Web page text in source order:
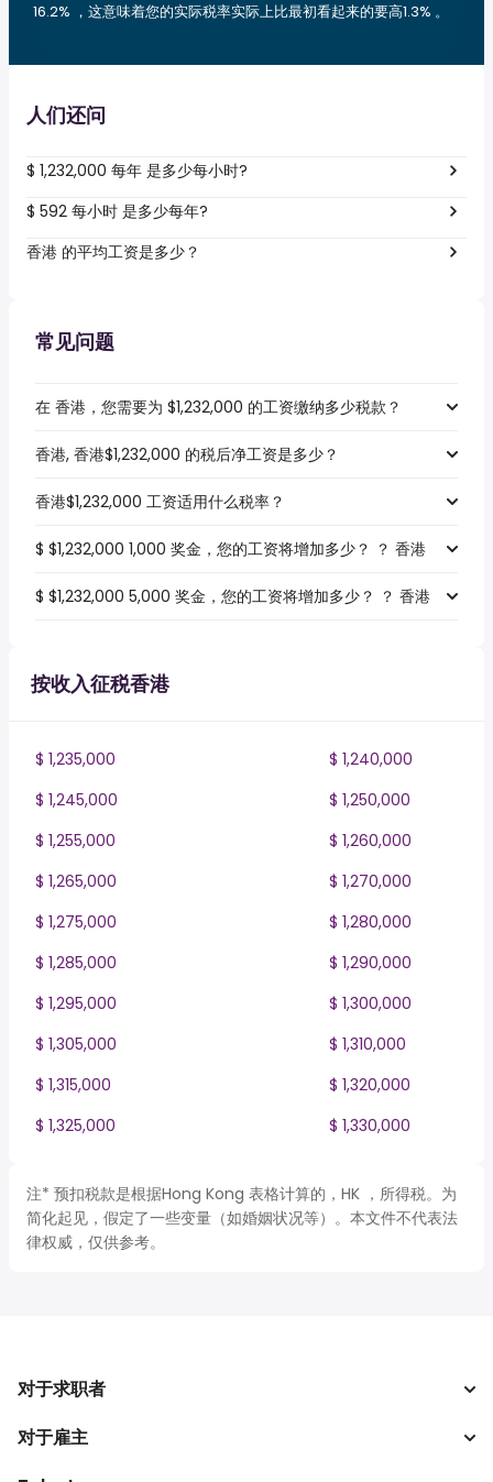
16.2% ，这意味着您的实际税率实际上比最初看起来的要高1.3% 。
人们还问
$ 1,232,000 每年 是多少每小时?
$ 592 每小时 是多少每年?
香港 的平均工资是多少？
常见问题
在 香港，您需要为 $1,232,000 的工资缴纳多少税款？
香港, 香港$1,232,000 的税后净工资是多少？
香港$1,232,000 工资适用什么税率？
$ $1,232,000 1,000 奖金，您的工资将增加多少？ ？ 香港
$ $1,232,000 5,000 奖金，您的工资将增加多少？ ？ 香港
按收入征税香港
$ 1,235,000
$ 1,240,000
$ 1,245,000
$ 1,250,000
$ 1,255,000
$ 1,260,000
$ 1,265,000
$ 1,270,000
$ 1,275,000
$ 1,280,000
$ 1,285,000
$ 1,290,000
$ 1,295,000
$ 1,300,000
$ 1,305,000
$ 1,310,000
$ 1,315,000
$ 1,320,000
$ 1,325,000
$ 1,330,000
注* 预扣税款是根据Hong Kong 表格计算的，HK ，所得税。为
简化起见，假定了一些变量（如婚姻状况等）。本文件不代表法
律权威，仅供参考。
对于求职者
搜索工作
对于雇主